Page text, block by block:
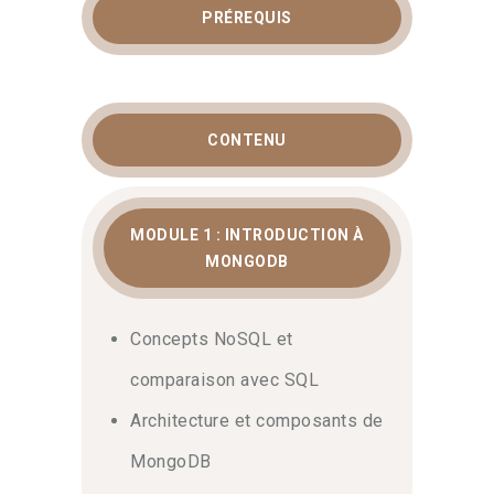
bases de données et data engineers
souhaitant maîtriser la gestion des
données non relationnelles. Elle
désireux de concevoir des
architectures scalables. En effet,
installer MongoDB, modéliser
la haute disponibilité constitue un défi
majeur pour les applications modernes.
Ainsi, ce cursus intensif de 3 jours
permet d’acquérir une expertise
l’ensemble de vosprojets
avec succès.
Modélisation orientée
documents et comparaison
PRÉREQUIS
CONTENU
MODULE 1 : INTRODUCTION À
MONGODB
Concepts NoSQL et
comparaison avec SQL
Architecture et composants de
MongoDB